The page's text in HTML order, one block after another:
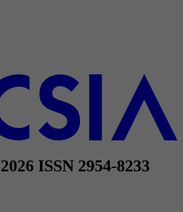
ISSN 2954-8233